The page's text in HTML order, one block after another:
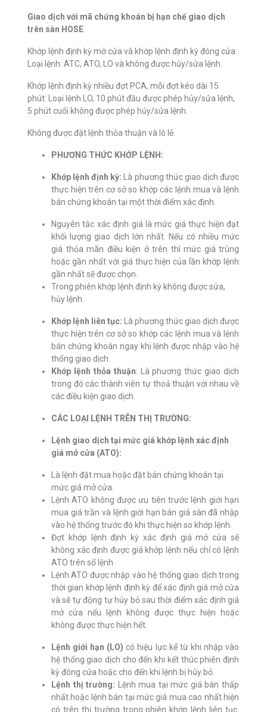
Giao dịch với mã chứng khoán bị hạn chế giao dịch
trên sàn HOS E
Khớp lệnh định kỳ mở cửa và khớp lệnh định kỳ đóng cửa:
Loại lệnh: ATC, ATO, LO và không được hủy/sửa lệnh.
Khớp lệnh định kỳ nhiều đợt PCA, mỗi đợt kéo dài 15
phút: Loại lệnh LO, 10 phút đầu được phép hủy/sửa lệnh,
5 phút cuối không được phép hủy/sửa lệnh.
Không được đặt lệnh thỏa thuận và lô lẻ.
PHƯƠNG THỨC KHỚP LỆNH:
Khớp lệnh định kỳ: Là phương thức giao dịch được
thực hiện trên cơ sở so khớp các lệnh mua và lệnh
bán chứng khoán tại một thời điểm xác định.
Nguyên tắc xác định giá là mức giá thực hiện đạt
khối lượng giao dịch lớn nhất. Nếu có nhiều mức
giá thỏa mãn điều kiện ở trên thì mức giá trùng
hoặc gần nhất với giá thực hiện của lần khớp lệnh
gần nhất sẽ được chọn.
Trong phiên khớp lệnh định kỳ không được sửa,
hủy lệnh.
Khớp lệnh liên tục: Là phương thức giao dịch được
thực hiện trên cơ sở so khớp các lệnh mua và lệnh
bán chứng khoán ngay khi lệnh được nhập vào hệ
thống giao dịch.
Khớp lệnh thỏa thuận: Là phương thức giao dịch
trong đó các thành viên tự thoả thuận với nhau về
các điều kiện giao dịch.
CÁC LOẠI LỆNH TRÊN THỊ TRƯỜNG:
Lệnh giao dịch tại mức giá khớp lệnh xác định
giá mở cửa (ATO):
Là lệnh đặt mua hoặc đặt bán chứng khoán tại
mức giá mở cửa.
Lệnh ATO không được ưu tiên trước lệnh giới hạn
mua giá trần và lệnh giới hạn bán giá sàn đã nhập
vào hệ thống trước đó khi thực hiện so khớp lệnh.
Đợt khớp lệnh định kỳ xác định giá mở cửa sẽ
không xác định được giá khớp lệnh nếu chỉ có lệnh
ATO trên sổ lệnh
Lệnh ATO được nhập vào hệ thống giao dịch trong
thời gian khớp lệnh định kỳ để xác định giá mở cửa
và sẽ tự động tự hủy bỏ sau thời điểm xác định giá
mở cửa nếu lệnh không được thực hiện hoặc
không được thực hiện hết.
Lệnh giới hạn (LO) có hiệu lực kể từ khi nhập vào
hệ thống giao dịch cho đến khi kết thúc phiên định
kỳ đóng cửa hoặc cho đến khi lệnh bị hủy bỏ.
Lệnh thị trường: Lệnh mua tại mức giá bán thấp
nhất hoặc lệnh bán tại mức giá mua cao nhất hiện
có trên thị trường trong phiên khớp lệnh liên tục.